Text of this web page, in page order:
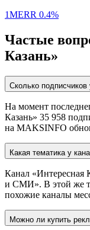
1MERR 0.4%
Частые
Казань»
Сколько
На момент
Казань» 35 958
на MAKSINFO
Какая тематика у
Канал «Интересная
и СМИ». В этой же
похожие каналы
Можно ли купить